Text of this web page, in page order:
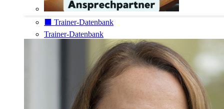
⬛️ Trainer-Datenbank
Trainer-Datenbank